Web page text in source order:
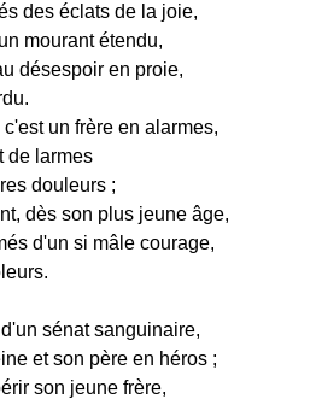
des éclats de la joie,
mourant étendu,
désespoir en proie,
un frère en alarmes,
de larmes
douleurs ;
dès son plus jeune âge,
d'un si mâle courage,
sénat sanguinaire,
et son père en héros ;
son jeune frère,